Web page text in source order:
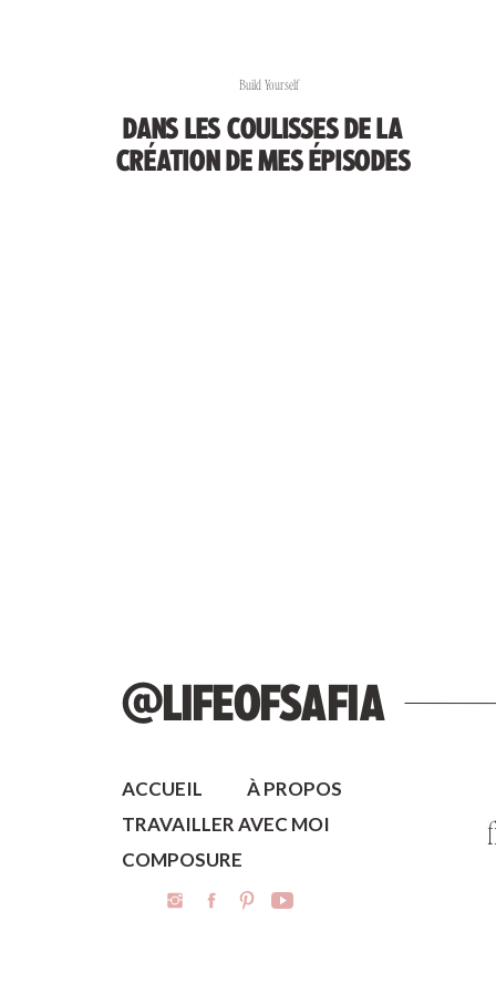
DANS LES COULISSES DE LA
CRÉATION DE MES ÉPISODES
Build Yourself
COMPOSURE
À PROPOS
TRAVAILLER AVEC MOI
@LIFEOFSAFIA
ACCUEIL